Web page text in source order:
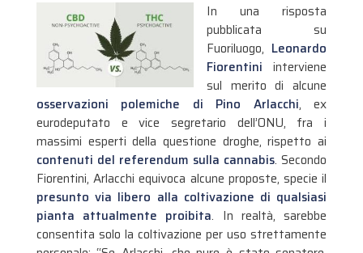
In una risposta
pubblicata su
Fuoriluogo, Leonardo
Fiorentini interviene
sul merito di alcune
osservazioni polemiche di Pino Arlacchi, ex
eurodeputato e vice segretario dell’ONU, fra i
massimi esperti della questione droghe, rispetto ai
contenuti del referendum sulla cannabis. Secondo
Fiorentini, Arlacchi equivoca alcune proposte, specie il
presunto via libero alla coltivazione di qualsiasi
pianta attualmente proibita. In realtà, sarebbe
consentita solo la coltivazione per uso strettamente